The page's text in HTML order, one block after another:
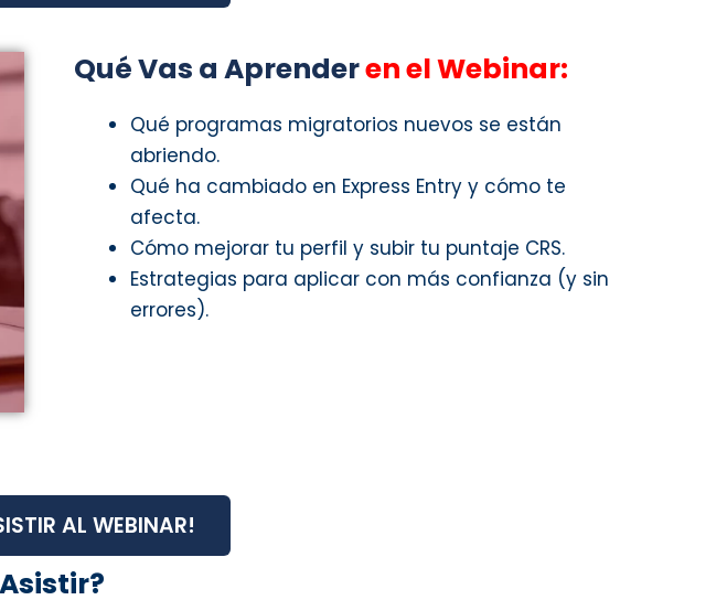
Qué Vas a Aprenderen el Webinar:
Qué programas migratorios nuevos se están
abriendo.
Qué ha cambiado en Express Entry y cómo te
afecta.
Cómo mejorar tu perfil y subir tu puntaje CRS.
Estrategias para aplicar con más confianza (y sin
errores).
AL WEBINAR!
Asistir?